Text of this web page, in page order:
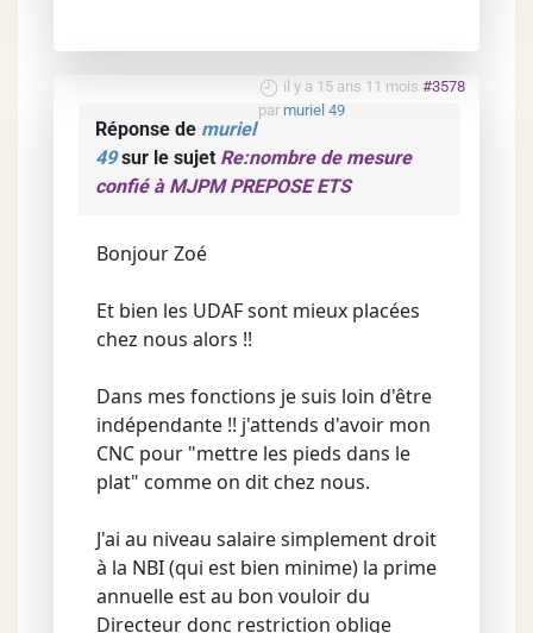
il y a 15 ans 11 mois #3578
par muriel 49
Réponse de muriel
49sur le sujet Re:nombre de mesure
confié à MJPM PREPOSE ETS
Bonjour Zoé
Et bien les UDAF sont mieux placées
chez nous alors !!
Dans mes fonctions je suis loin d'être
indépendante !! j'attends d'avoir mon
CNC pour "mettre les pieds dans le
plat" comme on dit chez nous.
J'ai au niveau salaire simplement droit
à la NBI (qui est bien minime) la prime
annuelle est au bon vouloir du
Directeur donc restriction oblige